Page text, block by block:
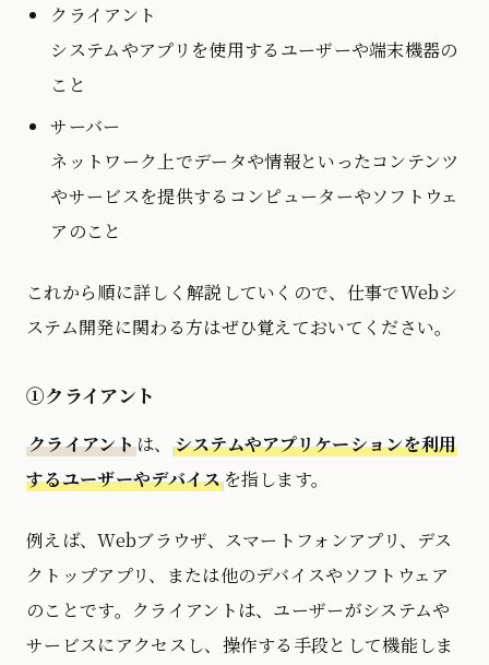
クライアント
システムやアプリを使用するユーザーや端末機器の
こと
サーバー
ネットワーク上でデータや情報といったコンテンツ
やサービスを提供するコンピューターやソフトウェ
アのこと
これから順に詳しく解説していくので、仕事でWebシ
ステム開発に関わる方はぜひ覚えておいてください。
①クライアント
クライアントは、 システムやアプリケーションを利用
するユーザーやデバイスを指します。
例えば、Webブラウザ、スマートフォンアプリ、デス
クトップアプリ、または他のデバイスやソフトウェア
のことです。クライアントは、ユーザーがシステムや
サービスにアクセスし、操作する手段として機能しま